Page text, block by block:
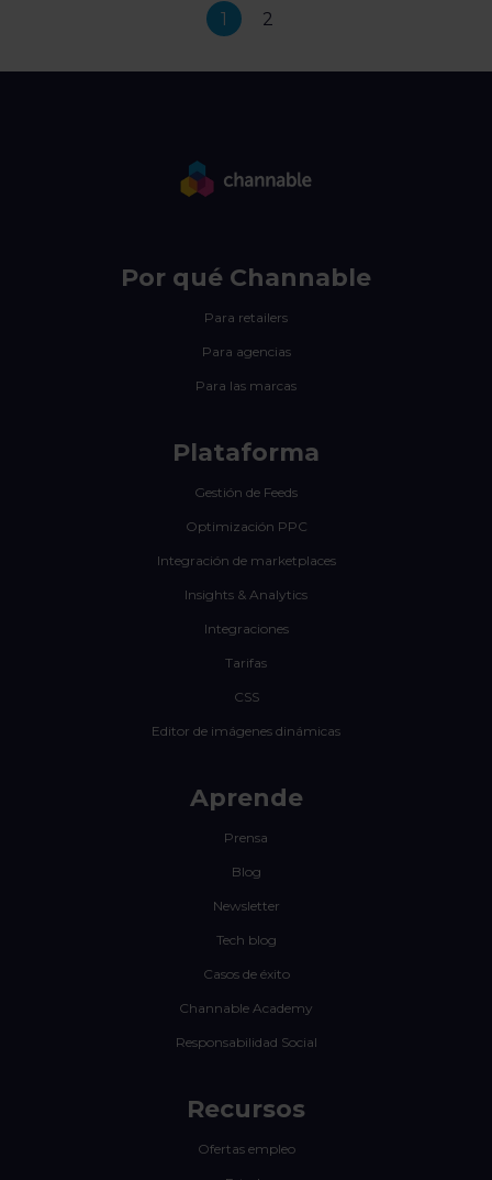
1 2
Por qué Channable
Para retailers
Para agencias
Para las marcas
Plataforma
Gestión de Feeds
Optimización PPC
Integración de marketplaces
Insights & Analytics
Integraciones
Tarifas
CSS
Editor de imágenes dinámicas
Aprende
Prensa
Blog
Newsletter
Tech blog
Casos de éxito
Channable Academy
Responsabilidad Social
Recursos
Ofertas empleo